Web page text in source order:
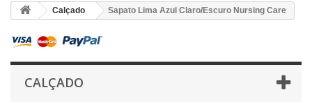
Calçado Sapato Lima Azul Claro/Escuro Nursing Care
CALÇADO